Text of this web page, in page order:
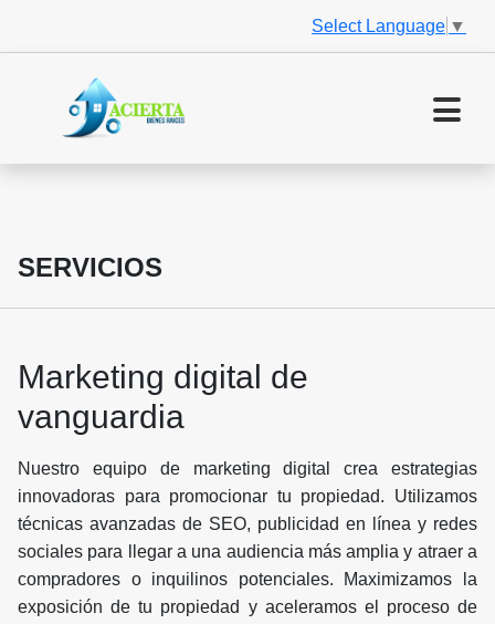
Select Language ▼
SERVICIOS
Marketing digital de
vanguardia
Nuestro equipo de marketing digital crea estrategias
innovadoras para promocionar tu propiedad. Utilizamos
técnicas avanzadas de SEO, publicidad en línea y redes
sociales para llegar a una audiencia más amplia y atraer a
compradores o inquilinos potenciales. Maximizamos la
exposición de tu propiedad y aceleramos el proceso de